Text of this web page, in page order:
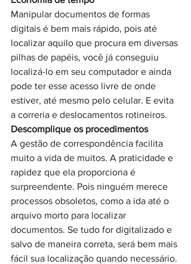
Manipular documentos de formas
digitais é bem mais rápido, pois até
localizar aquilo que procura em diversas
pilhas de papéis, você já conseguiu
localizá-lo em seu computador e ainda
pode ter esse acesso livre de onde
estiver, até mesmo pelo celular. E evita
a correria e deslocamentos rotineiros.
Descomplique os procedimentos
A gestão de correspondência facilita
muito a vida de muitos. A praticidade e
rapidez que ela proporciona é
surpreendente. Pois ninguém merece
processos obsoletos, como a ida até o
arquivo morto para localizar
documentos. Se tudo for digitalizado e
salvo de maneira correta, será bem mais
fácil sua localização quando necessário.